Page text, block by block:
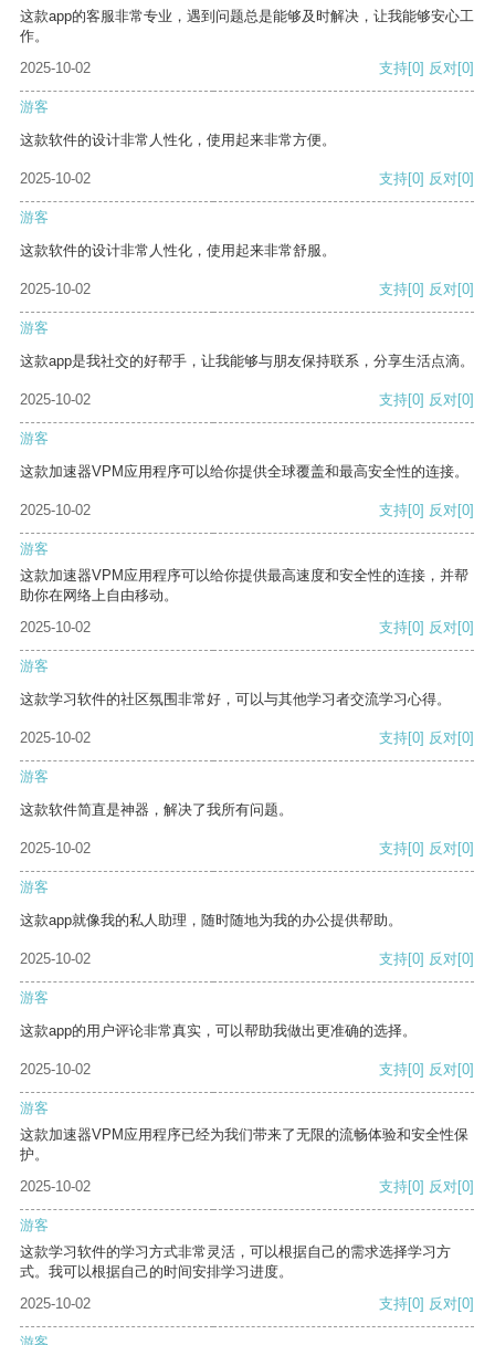
这款app的客服非常专业，遇到问题总是能够及时解决，让我能够安心工
作。
2025-10-02
支持[0] 反对[0]
游客
这款软件的设计非常人性化，使用起来非常方便。
2025-10-02 支持[0] 反对[0]
游客
这款软件的设计非常人性化，使用起来非常舒服。
2025-10-02 支持[0] 反对[0]
游客
这款app是我社交的好帮手，让我能够与朋友保持联系，分享生活点滴。
2025-10-02 支持[0] 反对[0]
游客
这款加速器VPM应用程序可以给你提供全球覆盖和最高安全性的连接。
2025-10-02 支持[0] 反对[0]
游客
这款加速器VPM应用程序可以给你提供最高速度和安全性的连接，并帮
助你在网络上自由移动。
2025-10-02
支持[0] 反对[0]
游客
这款学习软件的社区氛围非常好，可以与其他学习者交流学习心得。
2025-10-02 支持[0] 反对[0]
游客
这款软件简直是神器，解决了我所有问题。
2025-10-02 支持[0] 反对[0]
游客
这款app就像我的私人助理，随时随地为我的办公提供帮助。
2025-10-02 支持[0] 反对[0]
游客
这款app的用户评论非常真实，可以帮助我做出更准确的选择。
2025-10-02 支持[0] 反对[0]
游客
这款加速器VPM应用程序已经为我们带来了无限的流畅体验和安全性保
护。
2025-10-02
支持[0] 反对[0]
游客
这款学习软件的学习方式非常灵活，可以根据自己的需求选择学习方
式。我可以根据自己的时间安排学习进度。
2025-10-02
支持[0] 反对[0]